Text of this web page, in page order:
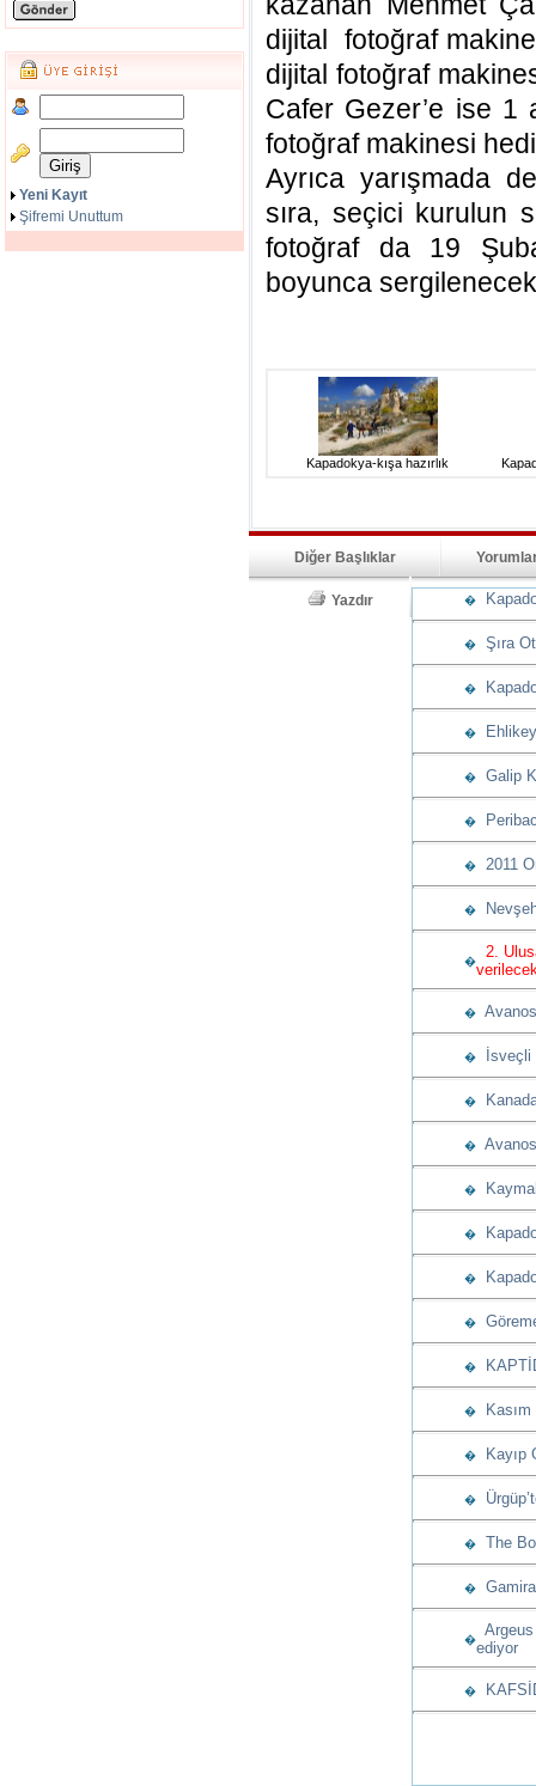
Yeni Kayıt
Şifremi Unuttum
dijital fotoğraf
dijital fotoğraf
Cafer Gezer’e ise 1
fotoğraf makinesi
Ayrıca yarışmada
sıra, seçici kurulun
fotoğraf da 19
boyunca
Kapadokya-kışa hazırlık
Diğer Başlıklar
Yazdır �
� Şıra
�
�
� Galip
�
� 2011
�
�
2.
�
� İsveçli
�
�
�
�
�
�
�
� Kasım
� Kayıp
�
� The
�
�ediyor
�